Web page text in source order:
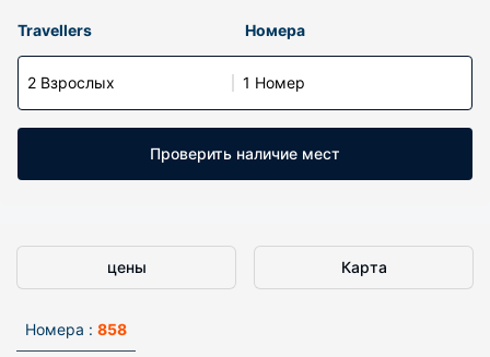
Travellers Номера
2 Взрослых 1 Номер
Проверить наличие мест
цены Карта
Номера : 858